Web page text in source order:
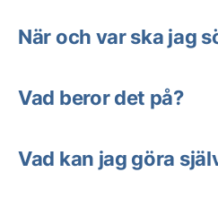
När och var ska jag
Vad beror det på?
Vad kan jag göra